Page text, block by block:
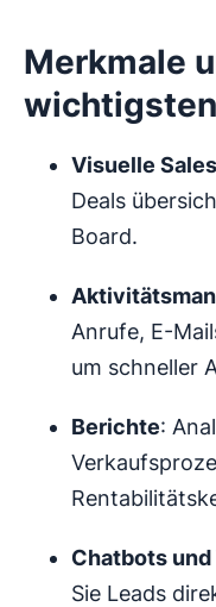
Merkmale
Visuelle
Deals
Board.
Anrufe, E-
um schneller
Berichte:
Chatbots
Sie Leads